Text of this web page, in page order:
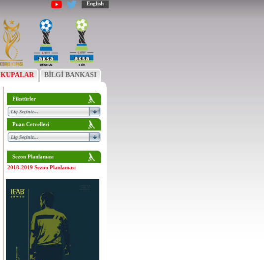
English
KUPALAR BİLGİ BANKASI
Fikstürler
Puan Cetvelleri
Sezon Planlaması
2018-2019 Sezon Planlaması